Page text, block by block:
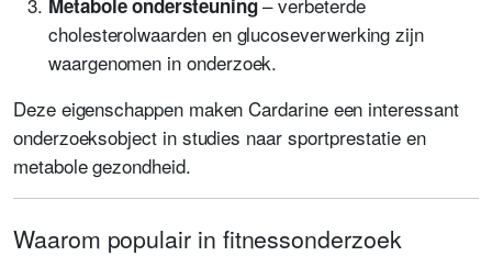
Metabole ondersteuning
cholesterolwaarden en glucoseverwerking zijn
waargenomen in onderzoek.
Deze eigenschappen maken Cardarine een interessant
onderzoeksobject in studies naar sportprestatie en
metabole gezondheid.
Waarom populair in fitnessonderzoek